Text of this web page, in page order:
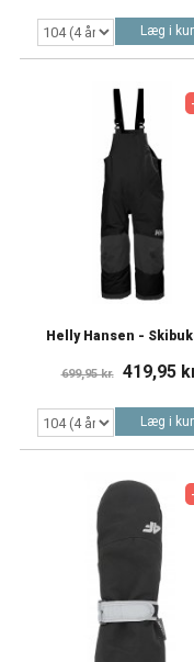
Læg i
Helly Hansen -
699,95 kr. 419,95
Læg i